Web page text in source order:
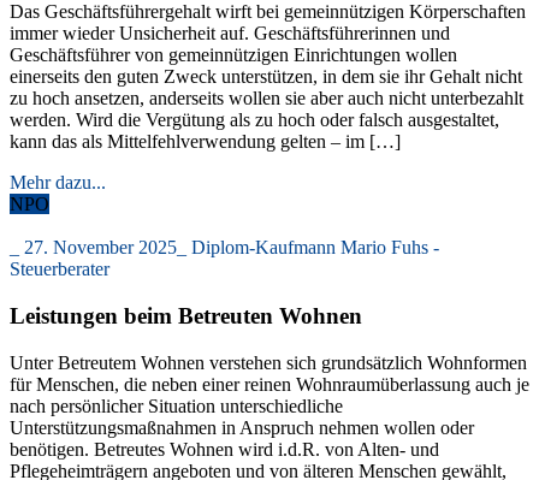
Das Geschäftsführergehalt wirft bei gemeinnützigen Körperschaften
immer wieder Unsicherheit auf. Geschäftsführerinnen und
Geschäftsführer von gemeinnützigen Einrichtungen wollen
einerseits den guten Zweck unterstützen, in dem sie ihr Gehalt nicht
zu hoch ansetzen, anderseits wollen sie aber auch nicht unterbezahlt
werden. Wird die Vergütung als zu hoch oder falsch ausgestaltet,
kann das als Mittelfehlverwendung gelten – im […]
Mehr dazu...
NPO
27. November 2025
Diplom-Kaufmann Mario Fuhs -
Steuerberater
Leistungen beim Betreuten Wohnen
Unter Betreutem Wohnen verstehen sich grundsätzlich Wohnformen
für Menschen, die neben einer reinen Wohnraumüberlassung auch je
nach persönlicher Situation unterschiedliche
Unterstützungsmaßnahmen in Anspruch nehmen wollen oder
benötigen. Betreutes Wohnen wird i.d.R. von Alten- und
Pflegeheimträgern angeboten und von älteren Menschen gewählt,